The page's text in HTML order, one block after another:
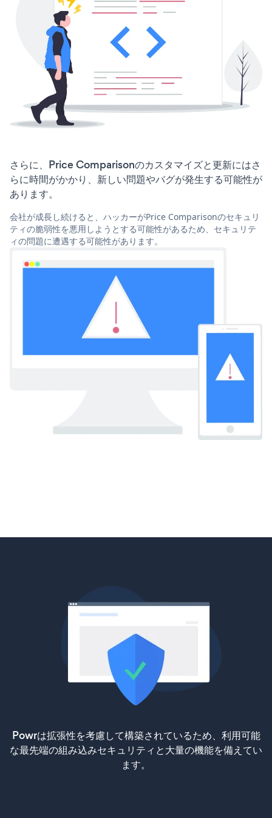
さらに、Price Comparisonのカスタマイズと更新にはさ
らに時間がかかり、新しい問題やバグが発生する可能性が
あります。
会社が成長し続けると、ハッカーがPrice Comparisonのセキュリ
ティの脆弱性を悪用しようとする可能性があるため、セキュリテ
ィの問題に遭遇する可能性があります。
Powrは拡張性を考慮して構築されているため、利用可能
な最先端の組み込みセキュリティと大量の機能を備えてい
ます。